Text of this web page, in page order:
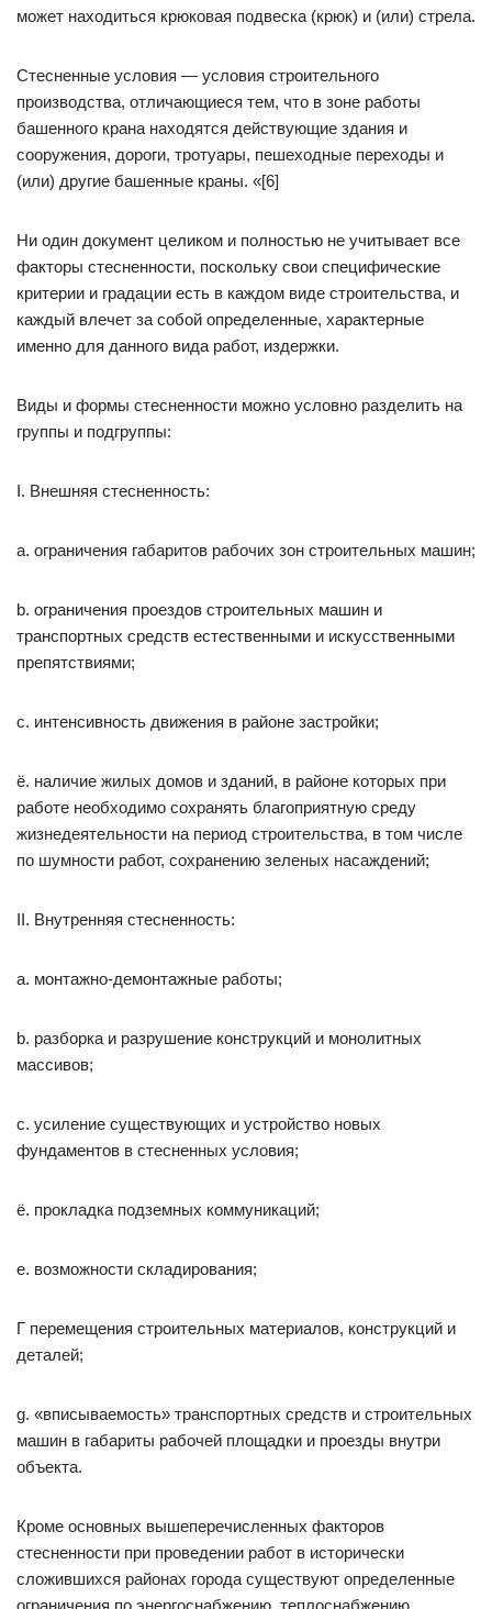
может находиться крюковая подвеска (крюк) и (или) стрела.
Стесненные условия — условия строительного
производства, отличающиеся тем, что в зоне работы
башенного крана находятся действующие здания и
сооружения, дороги, тротуары, пешеходные переходы и
(или) другие башенные краны. «[6]
Ни один документ целиком и полностью не учитывает все
факторы стесненности, поскольку свои специфические
критерии и градации есть в каждом виде строительства, и
каждый влечет за собой определенные, характерные
именно для данного вида работ, издержки.
Виды и формы стесненности можно условно разделить на
группы и подгруппы:
I. Внешняя стесненность:
a. ограничения габаритов рабочих зон строительных машин;
b. ограничения проездов строительных машин и
транспортных средств естественными и искусственными
препятствиями;
c. интенсивность движения в районе застройки;
ё. наличие жилых домов и зданий, в районе которых при
работе необходимо сохранять благоприятную среду
жизнедеятельности на период строительства, в том числе
по шумности работ, сохранению зеленых насаждений;
II. Внутренняя стесненность:
a. монтажно-демонтажные работы;
b. разборка и разрушение конструкций и монолитных
массивов;
c. усиление существующих и устройство новых
фундаментов в стесненных условия;
ё. прокладка подземных коммуникаций;
е. возможности складирования;
Г перемещения строительных материалов, конструкций и
деталей;
g. «вписываемость» транспортных средств и строительных
машин в габариты рабочей площадки и проезды внутри
объекта.
Кроме основных вышеперечисленных факторов
стесненности при проведении работ в исторически
сложившихся районах города существуют определенные
ограничения по энергоснабжению, теплоснабжению,